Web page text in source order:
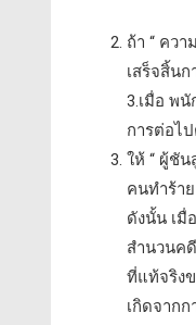
ถ้า “ คว
เสร็จสิ้น
3.เมื่อ พ
การต่อไ
ให้ “ ผู้ชั
คนทำร้า
ดังนั้น เมื่
สำนวนค
ที่แท้จริง
เกิดจาก